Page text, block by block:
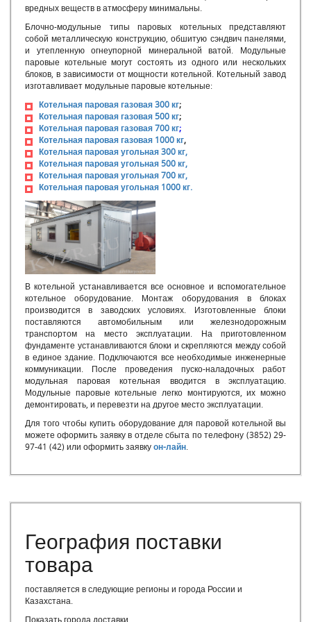
Твердотопливные котлы промышленные
Автоматизированная модульная котельная
Автоматизированные блочно модульные котельные
Блок модульная котельная
Блочно-модульная водогрейная котельная
Блочно-модульная котельная цена
Блочно-модульные котельные БМК
Блочно-модульные котельные купить
Блочно-модульные паровые котельные
Блочно-модульные котельные
Водогрейная модульная котельная
Газовые модульные котельные
Завод модульных котельных
Котельная модульного типа
Купить модульную котельную
Модульная дизельная котельная
Модульная котельная на газе цена
Модульная котельная на твердом топливе
Модульная котельная цена
Модульные газовые котельные цена
Модульные котельные на газу
Модульные котельные официальный сайт
Модульные котельные системы официальный сайт
Модульные котельные системы
Модульные котельные стоимость
Модульные котельные установки
Модульные угольные котельные
Монтаж модульных котельных
Проектирование блочно-модульных котельных
Производство блочно-модульных котельных
Производство модульных котельных
Стоимость блочно-модульной котельной
Строительство блочно-модульных котельных
Строительство модульных котельных
вредных веществ в атмосферу минимальны.
Блочно-модульные типы паровых котельных представляют
собой металлическую конструкцию, обшитую сэндвич панелями,
и утепленную огнеупорной минеральной ватой. Модульные
паровые котельные могут состоять из одного или нескольких
блоков, в зависимости от мощности котельной. Котельный завод
изготавливает модульные паровые котельные:
Котельная паровая газовая 300 кг;
Котельная паровая газовая 500 кг;
Котельная паровая газовая 700 кг;
Котельная паровая газовая 1000 кг,
Котельная паровая угольная 300 кг,
Котельная паровая угольная 500 кг,
Котельная паровая угольная 700 кг,
Котельная паровая угольная 1000 кг.
В котельной устанавливается все основное и вспомогательное
котельное оборудование. Монтаж оборудования в блоках
производится в заводских условиях. Изготовленные блоки
поставляются автомобильным или железнодорожным
транспортом на место эксплуатации. На приготовленном
фундаменте устанавливаются блоки и скрепляются между собой
в единое здание. Подключаются все необходимые инженерные
коммуникации. После проведения пуско-наладочных работ
модульная паровая котельная вводится в эксплуатацию.
Модульные паровые котельные легко монтируются, их можно
демонтировать, и перевезти на другое место эксплуатации.
Для того чтобы купить оборудование для паровой котельной вы
можете оформить заявку в отделе сбыта по телефону (3852) 29-
97-41 (42) или оформить заявку он-лайн.
География поставки
товара
поставляется в следующие регионы и города России и
Казахстана.
Показать города доставки